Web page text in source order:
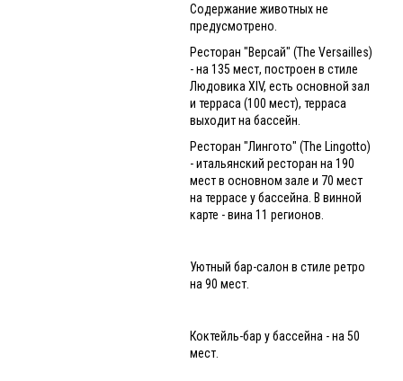
Содержание животных не
предусмотрено.
Ресторан "Версай" (The Versailles)
- на 135 мест, построен в стиле
Людовика ХIV, есть основной зал
и терраса (100 мест), терраса
выходит на бассейн.
Ресторан "Лингото" (The Lingotto)
- итальянский ресторан на 190
мест в основном зале и 70 мест
на террасе у бассейна. В винной
карте - вина 11 регионов.
Уютный бар-салон в стиле ретро
на 90 мест.
Коктейль-бар у бассейна - на 50
мест.